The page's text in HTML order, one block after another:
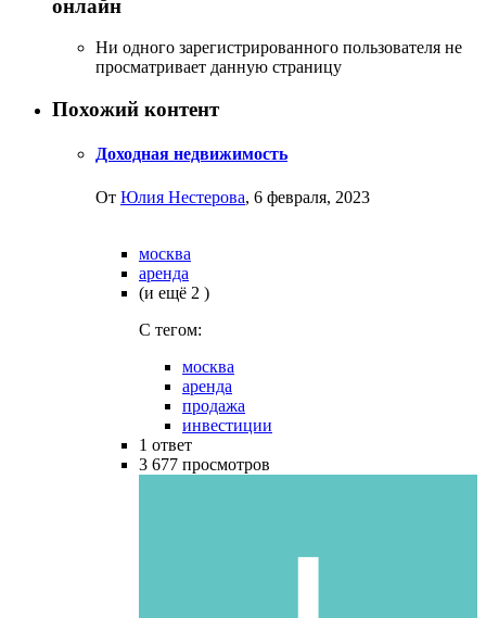
онлайн
Ни одного зарегистрированного пользователя не
просматривает данную страницу
Похожий контент
Доходная недвижимость
От Юлия Нестерова, 6 февраля, 2023
москва
аренда
(и ещё 2 )
C тегом:
москва
аренда
продажа
инвестиции
1 ответ
3 677 просмотров